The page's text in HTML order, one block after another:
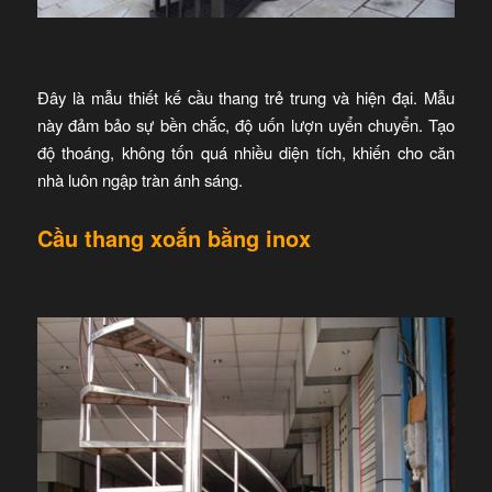
Đây là mẫu thiết kế cầu thang trẻ trung và hiện đại. Mẫu
này đảm bảo sự bền chắc, độ uốn lượn uyển chuyển. Tạo
độ thoáng, không tốn quá nhiều diện tích, khiến cho căn
nhà luôn ngập tràn ánh sáng.
Cầu thang xoắn bằng inox